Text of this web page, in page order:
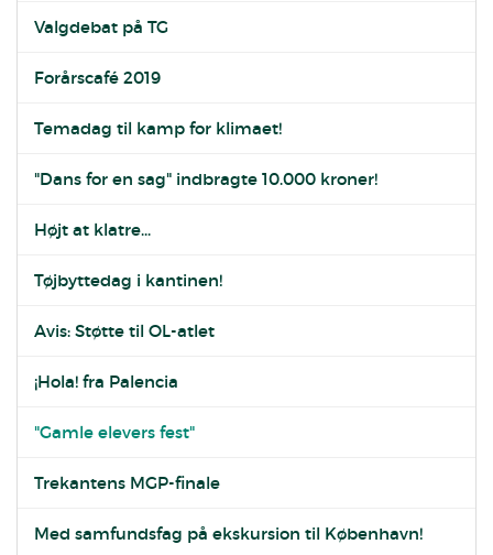
Valgdebat på TG
Forårscafé 2019
Temadag til kamp for klimaet!
"Dans for en sag" indbragte 10.000 kroner!
Højt at klatre...
Tøjbyttedag i kantinen!
Avis: Støtte til OL-atlet
¡Hola! fra Palencia
"Gamle elevers fest"
Trekantens MGP-finale
Med samfundsfag på ekskursion til København!